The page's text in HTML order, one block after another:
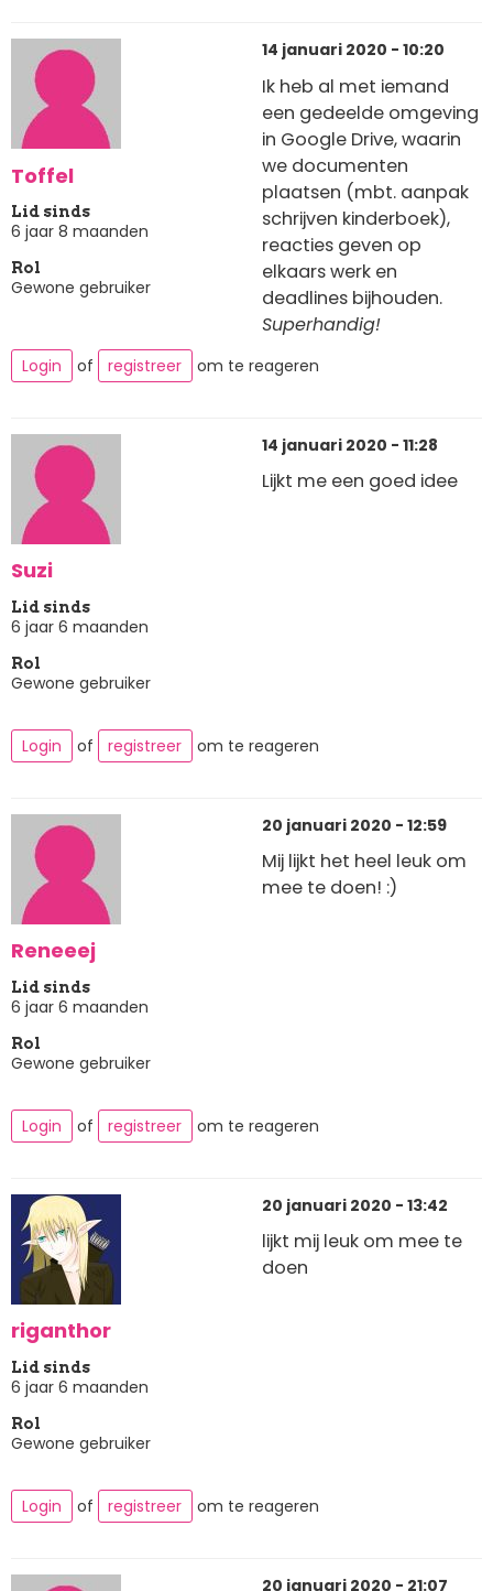
Toffel
Lid sinds
6 jaar 8 maanden
Rol
Gewone gebruiker
14 januari 2020 - 10:20
Ik heb al met iemand
een gedeelde omgeving
in Google Drive, waarin
we documenten
plaatsen (mbt. aanpak
schrijven kinderboek),
reacties geven op
elkaars werk en
deadlines bijhouden.
Superhandig!
Login of registreer om te reageren
Suzi
Lid sinds
6 jaar 6 maanden
Rol
Gewone gebruiker
14 januari 2020 - 11:28
Lijkt me een goed idee
Login of registreer om te reageren
Reneeej
Lid sinds
6 jaar 6 maanden
Rol
Gewone gebruiker
20 januari 2020 - 12:59
Mij lijkt het heel leuk om
mee te doen! :)
Login of registreer om te reageren
riganthor
Lid sinds
6 jaar 6 maanden
Rol
Gewone gebruiker
20 januari 2020 - 13:42
lijkt mij leuk om mee te
doen
Login of registreer om te reageren
20 januari 2020 - 21:07